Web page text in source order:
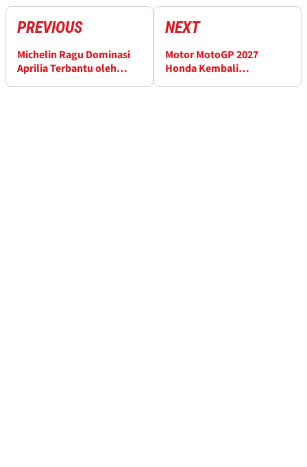
PREVIOUS
Michelin Ragu Dominasi
Aprilia Terbantu oleh
NEXT
Motor MotoGP 2027
Honda Kembali